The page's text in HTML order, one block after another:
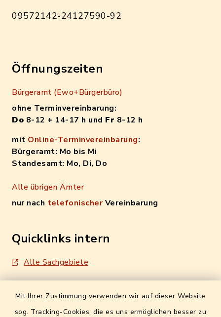
Mit Ihrer Zustimmung verwenden wir auf dieser Website
sog. Tracking-Cookies, die es uns ermöglichen besser zu
09572142-24127590-92
Öffnungszeiten
Bürgeramt (Ewo+Bürgerbüro)
ohne Terminvereinbarung:
Do 8-12 + 14-17 h und Fr 8-12 h
mit Online-Terminvereinbarung:
Bürgeramt: Mo bis Mi
Standesamt: Mo, Di, Do
Alle übrigen Ämter
nur nach telefonischerVereinbarung
Quicklinks intern
Alle Sachgebiete
Formulare / Onlinedienste